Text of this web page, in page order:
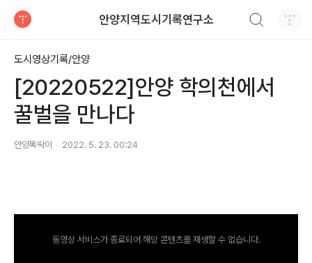
안양지역도시기록연구소
도시영상기록/안양
[20220522]안양 학의천에서
꿀벌을 만나다
안양똑딱이 2022. 5. 23. 00:24
동영상 서비스가 종료되어 해당 콘텐츠를 재생할 수 없습니다.